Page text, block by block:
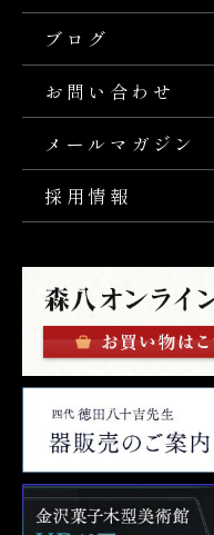
ブログ
お問い合わせ
メールマガジン
採用情報